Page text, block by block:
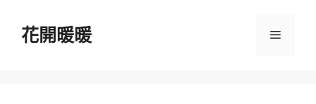
花開暖暖 選